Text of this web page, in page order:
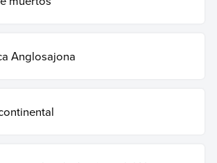
Anglosajona